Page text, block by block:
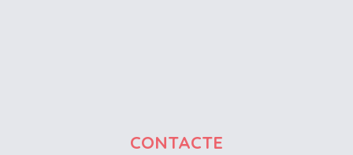
CONTACTE